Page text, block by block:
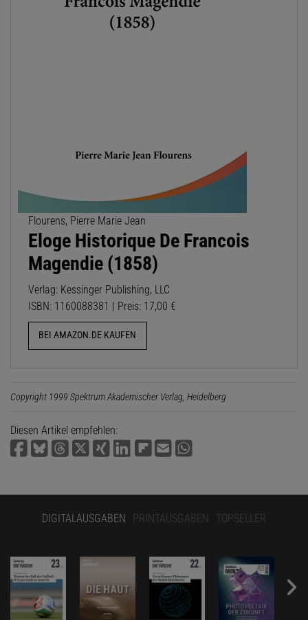
Flourens, Pierre Marie Jean
Eloge Historique De Francois
Magendie (1858)
Verlag: Kessinger Publishing, LLC
ISBN: 1160088381 | Preis: 17,00 €
BEI AMAZON.DE KAUFEN
Copyright 1999 Spektrum Akademischer Verlag, Heidelberg
Diesen Artikel empfehlen:
DIGITALAUSGABEN PRINTAUSGABEN TOPSELLER